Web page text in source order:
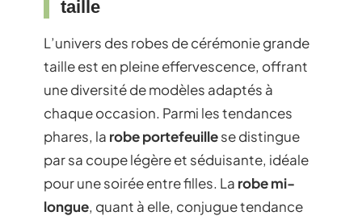
taille
L’univers des robes de cérémonie grande
taille est en pleine effervescence, offrant
une diversité de modèles adaptés à
chaque occasion. Parmi les tendances
phares, la robe portefeuillese distingue
par sa coupe légère et séduisante, idéale
pour une soirée entre filles. La robe mi-
longue, quant à elle, conjugue tendance